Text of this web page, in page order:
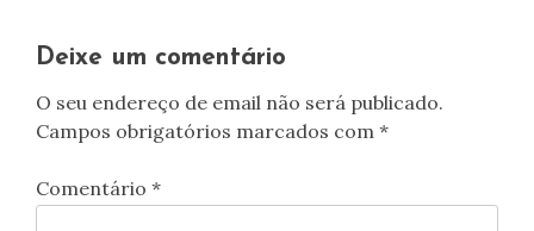
Deixe um comentário
O seu endereço de email não será publicado.
Campos obrigatórios marcados com *
Comentário *